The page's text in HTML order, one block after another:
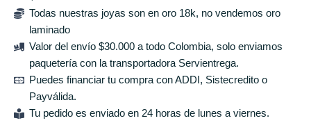
Todas nuestras joyas son en oro 18k, no vendemos oro
laminado
Valor del envío $30.000 a todo Colombia, solo enviamos
paquetería con la transportadora Servientrega.
Puedes financiar tu compra con ADDI, Sistecredito o
Payválida.
Tu pedido es enviado en 24 horas de lunes a viernes.